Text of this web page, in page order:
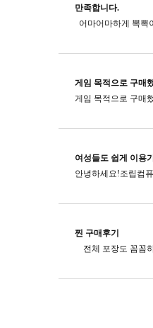
만족합니다.
게임 목적으로 구매
여성들도 쉽게 이용
찐 구매후기